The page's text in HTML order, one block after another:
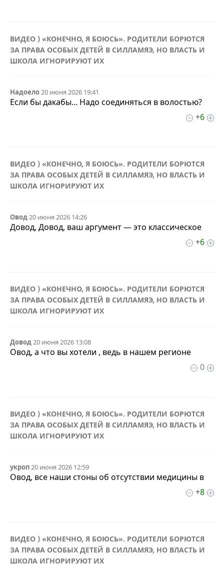
ВИДЕО ⟩ «КОНЕЧНО, Я БОЮСЬ». РОДИТЕЛИ БОРЮТСЯ
ЗА ПРАВА ОСОБЫХ ДЕТЕЙ В СИЛЛАМЯЭ, НО ВЛАСТЬ И
ШКОЛА ИГНОРИРУЮТ ИХ
Надоело20 июня 2026 19:41
Если бы дакабы... Надо соединяться в волостью?
+6
ВИДЕО ⟩ «КОНЕЧНО, Я БОЮСЬ». РОДИТЕЛИ БОРЮТСЯ
ЗА ПРАВА ОСОБЫХ ДЕТЕЙ В СИЛЛАМЯЭ, НО ВЛАСТЬ И
ШКОЛА ИГНОРИРУЮТ ИХ
Овод20 июня 2026 14:26
Довод, Довод, ваш аргумент — это классическое
+6
ВИДЕО ⟩ «КОНЕЧНО, Я БОЮСЬ». РОДИТЕЛИ БОРЮТСЯ
ЗА ПРАВА ОСОБЫХ ДЕТЕЙ В СИЛЛАМЯЭ, НО ВЛАСТЬ И
ШКОЛА ИГНОРИРУЮТ ИХ
Довод20 июня 2026 13:08
Овод, а что вы хотели , ведь в нашем регионе
0
ВИДЕО ⟩ «КОНЕЧНО, Я БОЮСЬ». РОДИТЕЛИ БОРЮТСЯ
ЗА ПРАВА ОСОБЫХ ДЕТЕЙ В СИЛЛАМЯЭ, НО ВЛАСТЬ И
ШКОЛА ИГНОРИРУЮТ ИХ
укроп20 июня 2026 12:59
Овод, все наши стоны об отсутствии медицины в
+8
ВИДЕО ⟩ «КОНЕЧНО, Я БОЮСЬ». РОДИТЕЛИ БОРЮТСЯ
ЗА ПРАВА ОСОБЫХ ДЕТЕЙ В СИЛЛАМЯЭ, НО ВЛАСТЬ И
ШКОЛА ИГНОРИРУЮТ ИХ